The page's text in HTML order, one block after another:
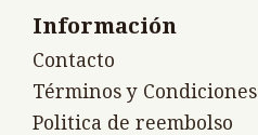
Información
Contacto
Términos y Condiciones
Politica de reembolso